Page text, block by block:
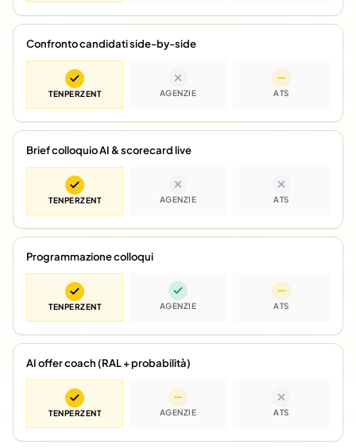
Confronto candidati side-by-side
TENPERZENT AGENZIE ATS
Brief colloquio AI & scorecard live
TENPERZENT AGENZIE ATS
Programmazione colloqui
TENPERZENT AGENZIE ATS
AI offer coach (RAL + probabilità)
TENPERZENT AGENZIE ATS